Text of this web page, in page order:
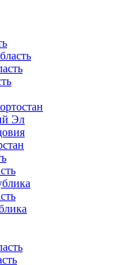
Эл